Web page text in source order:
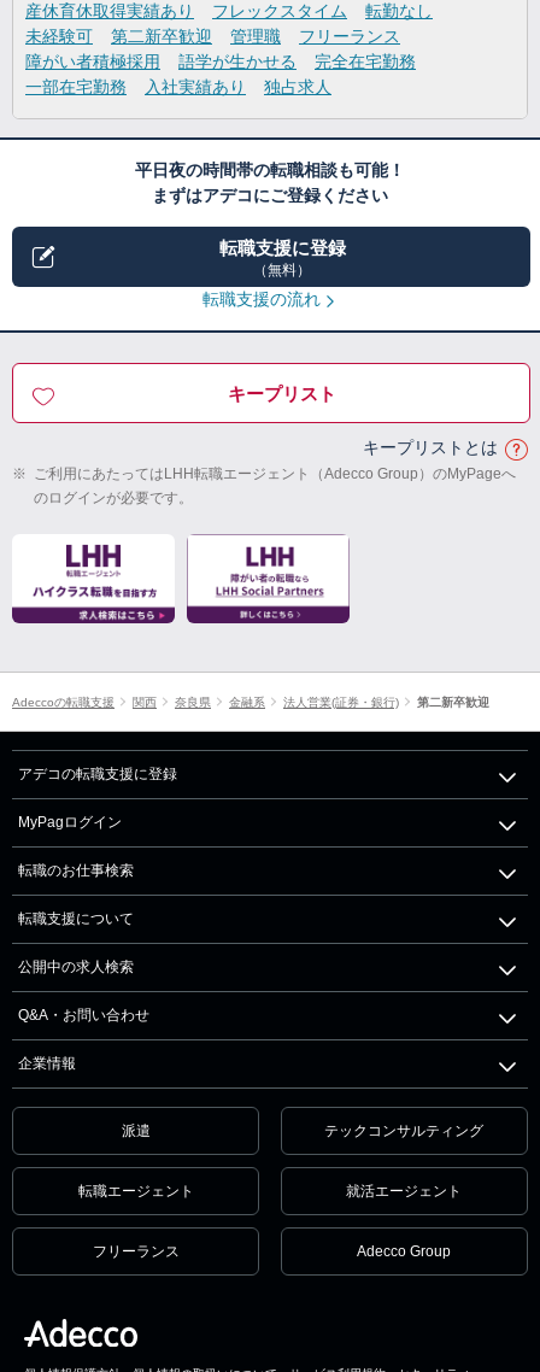
産休育休取得実績あり
フレックスタイム
転勤なし
未経験可
第二新卒歓迎 管理職
フリーランス
障がい者積極採用
語学が生かせる
完全在宅勤務
一部在宅勤務
入社実績あり 独占求人
平日夜の時間帯の転職相談も可能！
まずはアデコにご登録ください
転職支援に登録
（無料）
転職支援の流れ
キープリスト
キープリストとは
※ ご利用にあたってはLHH転職エージェント（Adecco Group）のMyPageへ
のログインが必要です。
Adeccoの転職支援 関西 奈良県 金融系 法人営業(証券・銀行) 第二新卒歓迎
アデコの転職支援に登録
MyPagログイン
転職のお仕事検索
転職支援について
公開中の求人検索
Q&A・お問い合わせ
企業情報
派遣 テックコンサルティング
転職エージェント 就活エージェント
フリーランス Adecco Group